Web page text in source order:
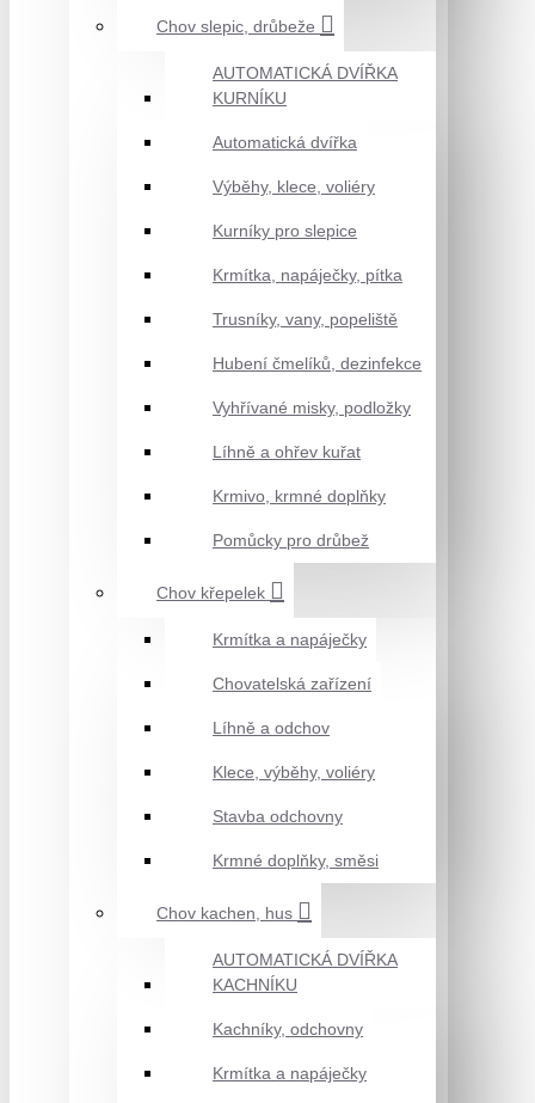
Chov slepic, drůbeže
AUTOMATICKÁ DVÍŘKA
KURNÍKU
Automatická dvířka
Výběhy, klece, voliéry
Kurníky pro slepice
Krmítka, napáječky, pítka
Trusníky, vany, popeliště
Hubení čmelíků, dezinfekce
Vyhřívané misky, podložky
Líhně a ohřev kuřat
Krmivo, krmné doplňky
Pomůcky pro drůbež
Chov křepelek
Krmítka a napáječky
Chovatelská zařízení
Líhně a odchov
Klece, výběhy, voliéry
Stavba odchovny
Krmné doplňky, směsi
Chov kachen, hus
AUTOMATICKÁ DVÍŘKA
KACHNÍKU
Kachníky, odchovny
Krmítka a napáječky